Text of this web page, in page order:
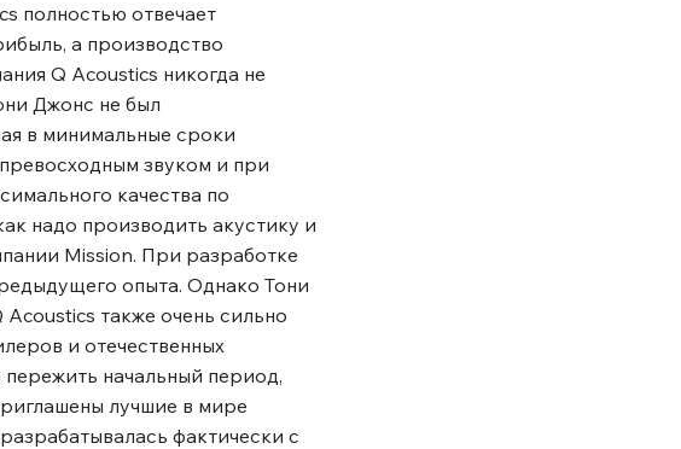
полностью отвечает
а производство
Q Acoustics никогда не
Джонс не был
в минимальные сроки
звуком и при
качества по
надо производить акустику и
Mission. При разработке
опыта. Однако Тони
также очень сильно
и отечественных
начальный период,
лучшие в мире
фактически с